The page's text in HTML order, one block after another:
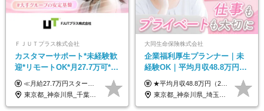
ＦＪＵＴプラス株式会社
カスタマーサポート*未経験歓
迎*リモートOK*月27.7万可*賞
与年2回*転勤なし*連休
OK/ZE010232
≪月給27.7万円スタートも可／賞与年2回≫ ■月給21万円～27.7万円＋各種手当＋賞与年2回 ※給与は勤務地に応じて変更します ※年齢や経験・スキルなどを考慮して決定します ※時間外手当は全額支給 ※上記は初年度の月給となります ※試用期間3ヶ月（その他待遇に差異はありません） 【固定残業代について】 なし（残業代は、実際の労働時間に応じて別途全額支給）
東京都_神奈川県_千葉県_大阪府_愛知県_北海道_長野県_石川県_広島県_福岡県
大同生命保険株式会社
企業福利厚生プランナー｜未
経験OK｜平均月収48.8万円｜
リモートOK｜残業ほぼなし｜
転勤なし｜女性活躍中
★平均月収48.8万円（2025年度実績） ★安心の固定給＋賞与年2回＋インセンティブ！手当も充実 月給21万円～23万円＋諸手当＋インセンティブ＋賞与年2回 ※給与は年間平均の税込定例給与です。賞与は含みません。 ※約3週間の研修期間中は日当8000円を支給いたします。 ※試用期間6ヵ月あり（期間中の条件変更なし） ◆東京・神奈川・千葉・埼玉・愛知（一部）・京都・大阪・兵庫（一部）：月給23万円以上 ◆静岡（一部）・三重・岐阜：月給22万円以上 ◆上記以外の地域：月給21万円以上
東京都_神奈川県_埼玉県_千葉県_大阪府_愛知県_北海道_青森県_岩手県_宮城県_秋田県_山形県_福島県_茨城県_栃木県_群馬県_新潟県_山梨県_長野県_富山県_石川県_福井県_静岡県_岐阜県_三重県_兵庫県_京都府_滋賀県_奈良県_和歌山県_広島県_岡山県_鳥取県_島根県_山口県_徳島県_香川県_愛媛県_高知県_福岡県_熊本県_佐賀県_長崎県_大分県_宮崎県_鹿児島県_沖縄県